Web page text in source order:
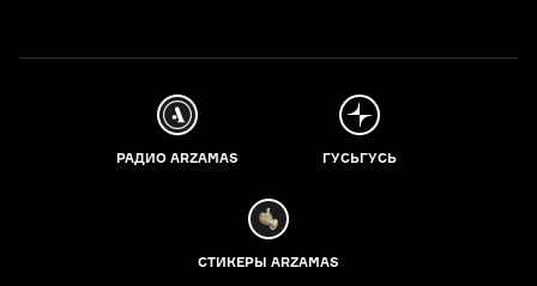
РАДИО ARZAMAS ГУСЬГУСЬ
СТИКЕРЫ ARZAMAS